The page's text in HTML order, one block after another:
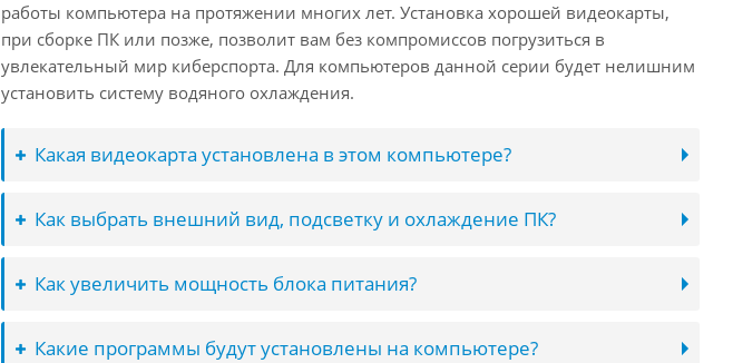
работы компьютера на протяжении многих лет. Установка хорошей видеокарты,
при сборке ПК или позже, позволит вам без компромиссов погрузиться в
увлекательный мир киберспорта. Для компьютеров данной серии будет нелишним
установить систему водяного охлаждения.
Какая видеокарта установлена в этом компьютере?
Как выбрать внешний вид, подсветку и охлаждение ПК?
Как увеличить мощность блока питания?
Какие программы будут установлены на компьютере?